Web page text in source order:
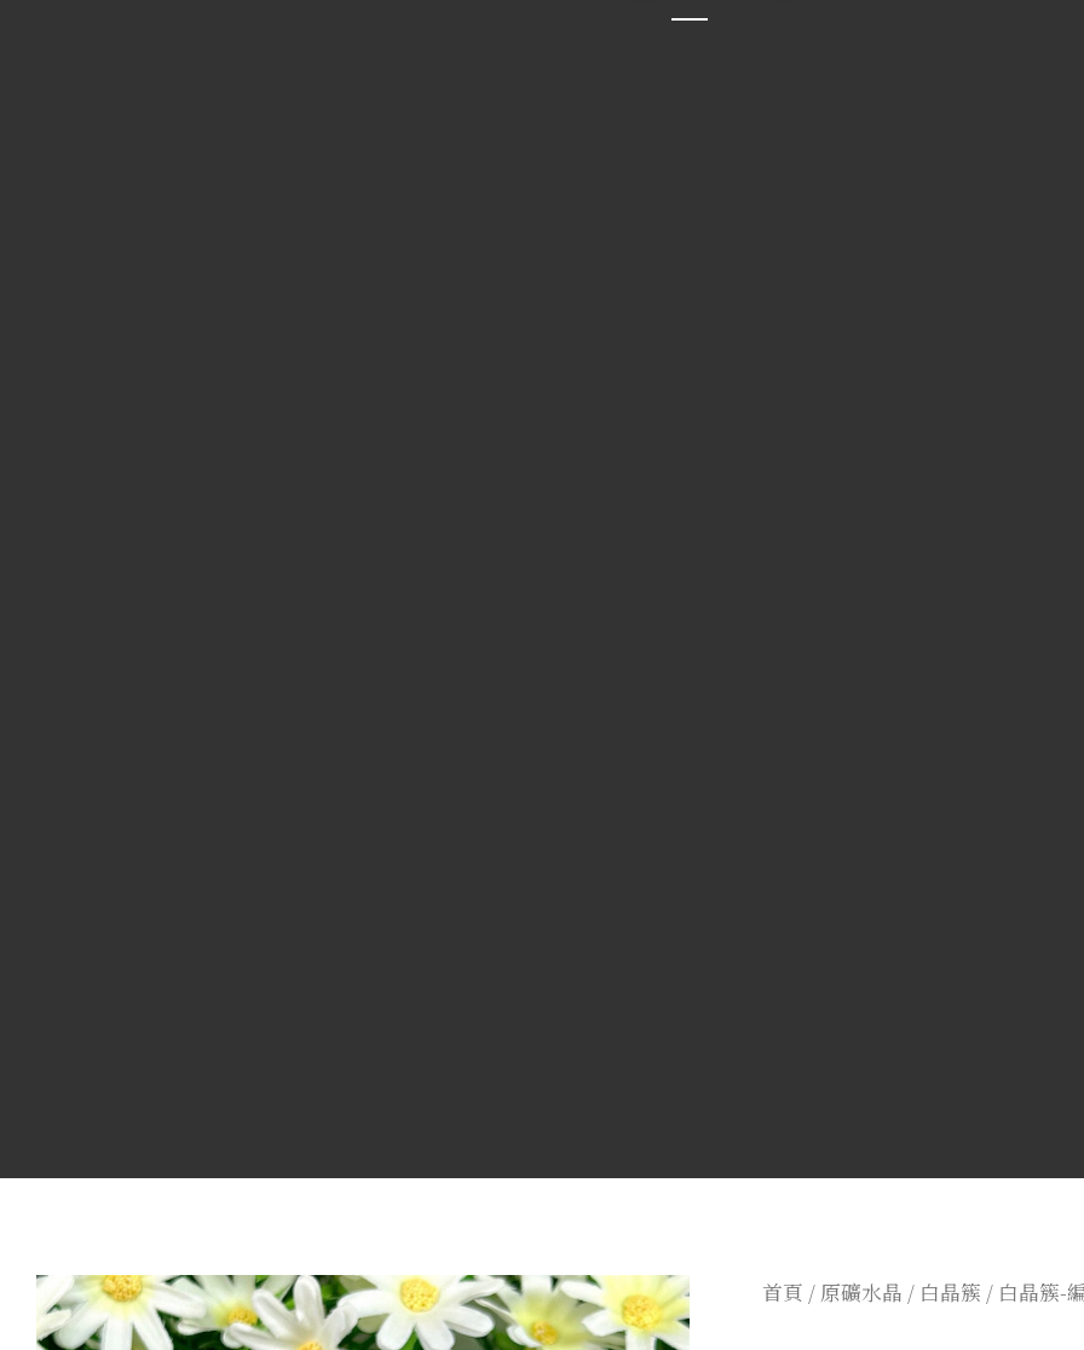
首頁 / 原礦水晶 / 白晶簇 / 白晶簇-